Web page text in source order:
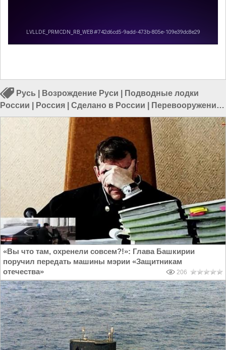
Русь Возрождение Руси
Подводные лодки
России
Россия Сделано в России
Перевооружение
армии России
«Вы что там, охренели совсем?!»: Глава Башкирии
поручил передать машины мэрии «Защитникам
отечества»
206